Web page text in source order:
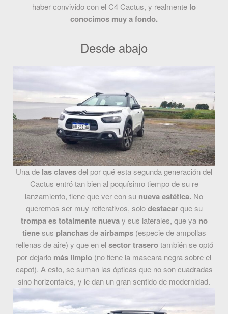
haber convivido con el C4 Cactus, y realmente lo
conocimos muy a fondo.
Desde abajo
Una de las clavesdel por qué esta segunda generación del
Cactus entró tan bien al poquísimo tiempo de su re
lanzamiento, tiene que ver con su nueva estética. No
queremos ser muy reiterativos, solodestacarque su
trompa es totalmente nuevay sus laterales, que ya no
tienesus planchasdeairbamps(especie de ampollas
rellenas de aire) y que en elsector traserotambién se optó
por dejarlo más limpio (no tiene la mascara negra sobre el
capot). A esto, se suman las ópticas que no son cuadradas
sino horizontales, y le dan un gran sentido de modernidad.